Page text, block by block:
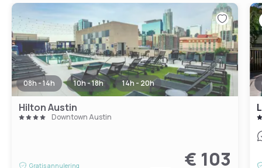
08h - 14h 10h - 18h 14h - 20h
Hilton Austin
Downtown Austin
Gratis annulering
€ 103